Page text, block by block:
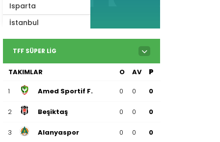
Isparta
İstanbul
İzmir
Kahramanmaraş
Karabük
Karaman
Kars
Kayseri
TFF SÜPER LIG
TAKIMLAR O AV P
1 Amed Sportif F. 0 0 0
2 Beşiktaş 0 0 0
3 Alanyaspor 0 0 0